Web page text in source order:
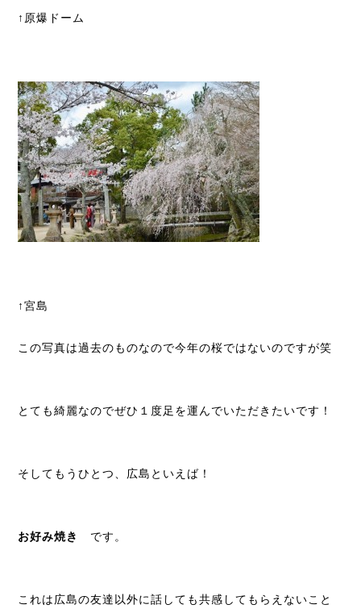
↑原爆ドーム
↑宮島
この写真は過去のものなので今年の桜ではないのですが笑
とても綺麗なのでぜひ１度足を運んでいただきたいです！
そしてもうひとつ、広島といえば！
お好み焼き です。
これは広島の友達以外に話しても共感してもらえないこと